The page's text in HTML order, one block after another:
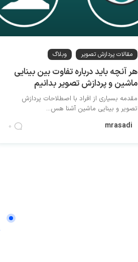
مقالات پردازش تصویر وبلاگ
هر آنچه باید درباره تفاوت بین بینایی
ماشین و پردازش تصویر بدانیم
مقدمه بسیاری از افراد با اصطلاحات پردازش
تصویر و بینایی ماشین آشنا هس...
mrasadi
0